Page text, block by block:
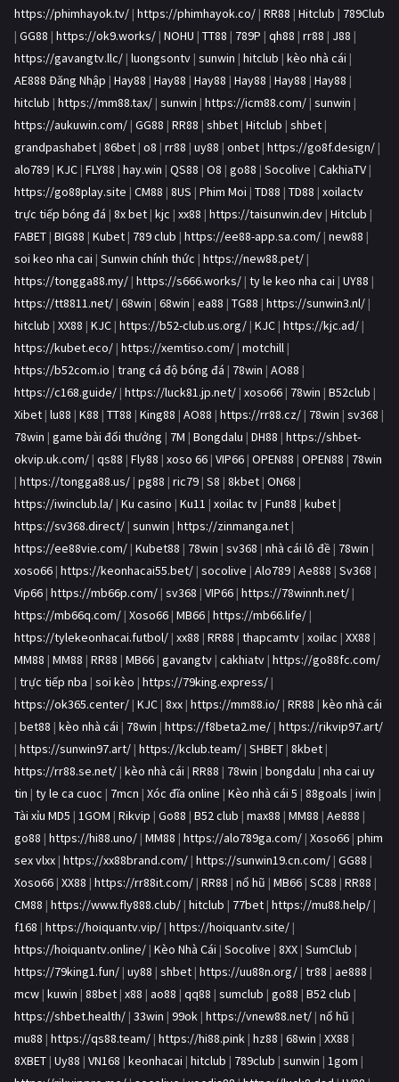
https://phimhayok.tv/ | https://phimhayok.co/ | RR88 | Hitclub | 789Club
| GG88 | https://ok9.works/ | NOHU | TT88 | 789P | qh88 | rr88 | J88 |
https://gavangtv.llc/ | luongsontv | sunwin | hitclub | kèo nhà cái |
AE888 Đăng Nhập | Hay88 | Hay88 | Hay88 | Hay88 | Hay88 | Hay88 |
hitclub | https://mm88.tax/ | sunwin | https://icm88.com/ | sunwin |
https://aukuwin.com/ | GG88 | RR88 | shbet | Hitclub | shbet |
grandpashabet | 86bet | o8 | rr88 | uy88 | onbet | https://go8f.design/ |
alo789 | KJC | FLY88 | hay.win | QS88 | O8 | go88 | Socolive | CakhiaTV |
https://go88play.site | CM88 | 8US | Phim Moi | TD88 | TD88 | xoilactv
trực tiếp bóng đá | 8x bet | kjc | xx88 | https://taisunwin.dev | Hitclub |
FABET | BIG88 | Kubet | 789 club | https://ee88-app.sa.com/ | new88 |
soi keo nha cai | Sunwin chính thức | https://new88.pet/ |
https://tongga88.my/ | https://s666.works/ | ty le keo nha cai | UY88 |
https://tt8811.net/ | 68win | 68win | ea88 | TG88 | https://sunwin3.nl/ |
hitclub | XX88 | KJC | https://b52-club.us.org/ | KJC | https://kjc.ad/ |
https://kubet.eco/ | https://xemtiso.com/ | motchill |
https://b52com.io | trang cá độ bóng đá | 78win | AO88 |
https://c168.guide/ | https://luck81.jp.net/ | xoso66 | 78win | B52club |
Xibet | lu88 | K88 | TT88 | King88 | AO88 | https://rr88.cz/ | 78win | sv368 |
78win | game bài đổi thưởng | 7M | Bongdalu | DH88 | https://shbet-
okvip.uk.com/ | qs88 | Fly88 | xoso 66 | VIP66 | OPEN88 | OPEN88 | 78win
| https://tongga88.us/ | pg88 | ric79 | S8 | 8kbet | ON68 |
https://iwinclub.la/ | Ku casino | Ku11 | xoilac tv | Fun88 | kubet |
https://sv368.direct/ | sunwin | https://zinmanga.net |
https://ee88vie.com/ | Kubet88 | 78win | sv368 | nhà cái lô đề | 78win |
xoso66 | https://keonhacai55.bet/ | socolive | Alo789 | Ae888 | Sv368 |
Vip66 | https://mb66p.com/ | sv368 | VIP66 | https://78winnh.net/ |
https://mb66q.com/ | Xoso66 | MB66 | https://mb66.life/ |
https://tylekeonhacai.futbol/ | xx88 | RR88 | thapcamtv | xoilac | XX88 |
MM88 | MM88 | RR88 | MB66 | gavangtv | cakhiatv | https://go88fc.com/
| trực tiếp nba | soi kèo | https://79king.express/ |
https://ok365.center/ | KJC | 8xx | https://mm88.io/ | RR88 | kèo nhà cái
| bet88 | kèo nhà cái | 78win | https://f8beta2.me/ | https://rikvip97.art/
| https://sunwin97.art/ | https://kclub.team/ | SHBET | 8kbet |
https://rr88.se.net/ | kèo nhà cái | RR88 | 78win | bongdalu | nha cai uy
tin | ty le ca cuoc | 7mcn | Xóc đĩa online | Kèo nhà cái 5 | 88goals | iwin |
Tài xỉu MD5 | 1GOM | Rikvip | Go88 | B52 club | max88 | MM88 | Ae888 |
go88 | https://hi88.uno/ | MM88 | https://alo789ga.com/ | Xoso66 | phim
sex vlxx | https://xx88brand.com/ | https://sunwin19.cn.com/ | GG88 |
Xoso66 | XX88 | https://rr88it.com/ | RR88 | nổ hũ | MB66 | SC88 | RR88 |
CM88 | https://www.fly888.club/ | hitclub | 77bet | https://mu88.help/ |
f168 | https://hoiquantv.vip/ | https://hoiquantv.site/ |
https://hoiquantv.online/ | Kèo Nhà Cái | Socolive | 8XX | SumClub |
https://79king1.fun/ | uy88 | shbet | https://uu88n.org/ | tr88 | ae888 |
mcw | kuwin | 88bet | x88 | ao88 | qq88 | sumclub | go88 | B52 club |
https://shbet.health/ | 33win | 99ok | https://vnew88.net/ | nổ hũ |
mu88 | https://qs88.team/ | https://hi88.pink | hz88 | 68win | XX88 |
8XBET | Uy88 | VN168 | keonhacai | hitclub | 789club | sunwin | 1gom |